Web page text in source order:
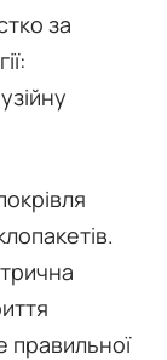
за
правильної